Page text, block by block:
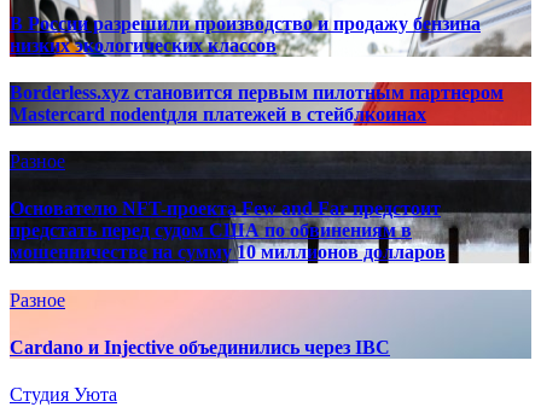
В России разрешили производство и продажу бензина
низких экологических классов
Borderless.xyz становится первым пилотным партнером
Mastercard поdentдля платежей в стейблкоинах
Разное
Основателю NFT-проекта Few and Far предстоит
предстать перед судом США по обвинениям в
мошенничестве на сумму 10 миллионов долларов
Разное
Cardano и Injective объединились через IBC
Студия Уюта